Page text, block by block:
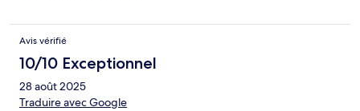
Avis vérifié
10/10 Exceptionnel
28 août 2025
Traduire avec Google